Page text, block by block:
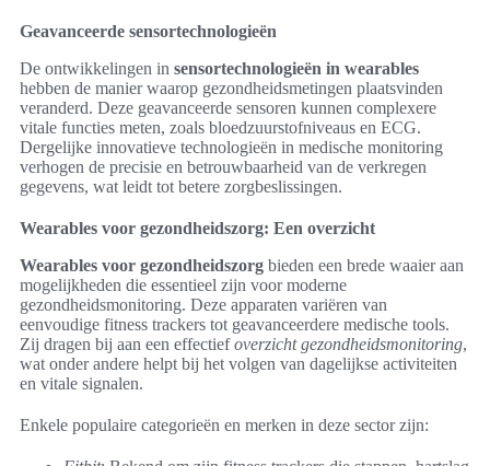
Geavanceerde sensortechnologieën
De ontwikkelingen in sensortechnologieën in wearables
hebben de manier waarop gezondheidsmetingen plaatsvinden
veranderd. Deze geavanceerde sensoren kunnen complexere
vitale functies meten, zoals bloedzuurstofniveaus en ECG.
Dergelijke innovatieve technologieën in medische monitoring
verhogen de precisie en betrouwbaarheid van de verkregen
gegevens, wat leidt tot betere zorgbeslissingen.
Wearables voor gezondheidszorg: Een overzicht
Wearables voor gezondheidszorg bieden een brede waaier aan
mogelijkheden die essentieel zijn voor moderne
gezondheidsmonitoring. Deze apparaten variëren van
eenvoudige fitness trackers tot geavanceerdere medische tools.
Zij dragen bij aan een effectiefoverzicht gezondheidsmonitoring,
wat onder andere helpt bij het volgen van dagelijkse activiteiten
en vitale signalen.
Enkele populaire categorieën en merken in deze sector zijn: